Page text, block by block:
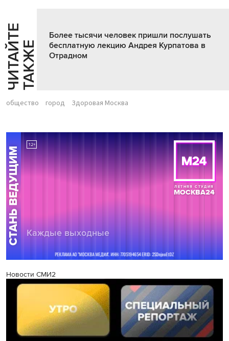
Ч
И
Т
АЙ
Т
Е
Т
А
К
ЖЕ
Более тысячи человек пришли послушать
бесплатную лекцию Андрея Курпатова в
Отрадном
общество город Здоровая Москва
Новости СМИ2